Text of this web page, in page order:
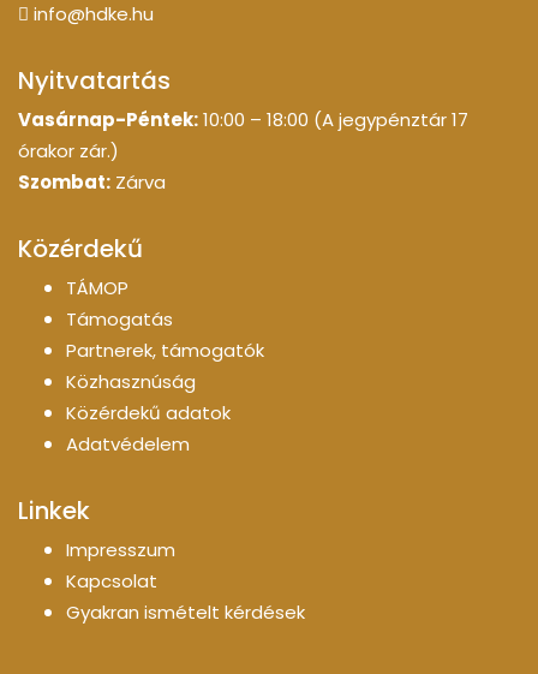
info@hdke.hu
Nyitvatartás
Vasárnap-Péntek:10:00 – 18:00 (A jegypénztár 17
órakor zár.)
Szombat: Zárva
Közérdekű
TÁMOP
Támogatás
Partnerek, támogatók
Közhasznúság
Közérdekű adatok
Adatvédelem
Linkek
Impresszum
Kapcsolat
Gyakran ismételt kérdések